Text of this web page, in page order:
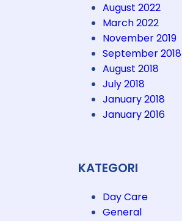
August 2022
March 2022
November 2019
September 2018
August 2018
July 2018
January 2018
January 2016
KATEGORI
Day Care
General